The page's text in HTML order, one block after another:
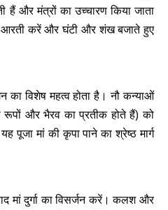
हैं और मंत्रों का उच्चारण किया जाता
करें और घंटी और शंख बजाते हुए
का विशेष महत्व होता है। नौ कन्याओं
और भैरव का प्रतीक होते हैं) को
पूजा मां की कृपा पाने का श्रेष्ठ मार्ग
मां दुर्गा का विसर्जन करें। कलश और